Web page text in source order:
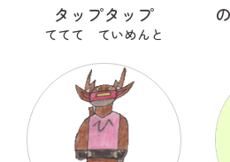
タップタップ
ててて ていめんと